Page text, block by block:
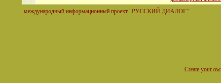
международный информационный проект "РУССКИЙ ДИАЛОГ"
Create your